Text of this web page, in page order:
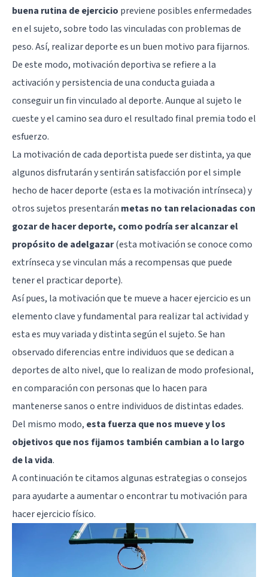
buena rutina de ejercicio previene posibles enfermedades
en el sujeto, sobre todo las vinculadas con problemas de
peso. Así, realizar deporte es un buen motivo para fijarnos.
De este modo, motivación deportiva se refiere a la
activación y persistencia de una conducta guiada a
conseguir un fin vinculado al deporte. Aunque al sujeto le
cueste y el camino sea duro el resultado final premia todo el
esfuerzo.
La motivación de cada deportista puede ser distinta, ya que
algunos disfrutarán y sentirán satisfacción por el simple
hecho de hacer deporte (esta es la motivación intrínseca) y
otros sujetos presentarán metas no tan relacionadas con
gozar de hacer deporte, como podría ser alcanzar el
propósito de adelgazar(esta motivación se conoce como
extrínseca y se vinculan más a recompensas que puede
tener el practicar deporte).
Así pues, la motivación que te mueve a hacer ejercicio es un
elemento clave y fundamental para realizar tal actividad y
esta es muy variada y distinta según el sujeto. Se han
observado diferencias entre individuos que se dedican a
deportes de alto nivel, que lo realizan de modo profesional,
en comparación con personas que lo hacen para
mantenerse sanos o entre individuos de distintas edades.
Del mismo modo, esta fuerza que nos mueve y los
objetivos que nos fijamos también cambian a lo largo
de la vida.
A continuación te citamos algunas estrategias o consejos
para ayudarte a aumentar o encontrar tu motivación para
hacer ejercicio físico.